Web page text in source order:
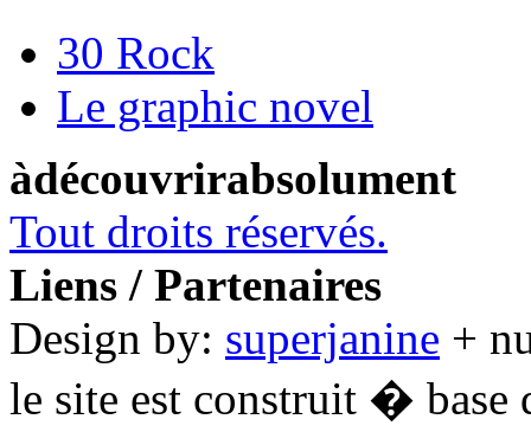
30 Rock
Le graphic novel
àdécouvrirabsolument
Tout droits réservés.
Liens / Partenaires
Design by: superjanine +
le site est construit � base